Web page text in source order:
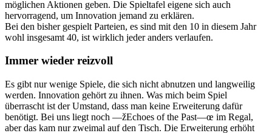
möglichen Aktionen geben. Die Spieltafel eigene sich auch
hervorragend, um Innovation jemand zu erklären.
Bei den bisher gespielt Parteien, es sind mit den 10 in diesem Jahr
wohl insgesamt 40, ist wirklich jeder anders verlaufen.
Immer wieder reizvoll
Es gibt nur wenige Spiele, die sich nicht abnutzen und langweilig
werden. Innovation gehört zu ihnen. Was mich beim Spiel
überrascht ist der Umstand, dass man keine Erweiterung dafür
benötigt. Bei uns liegt noch —žEchoes of the Past—œ im Regal,
aber das kam nur zweimal auf den Tisch. Die Erweiterung erhöht